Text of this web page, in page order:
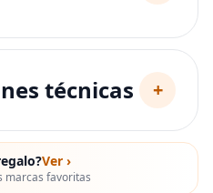
técnicas +
Ver ›
marcas favoritas